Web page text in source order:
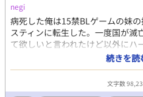
negi
病死した俺は15禁BLゲームの妹
スティンに転生した。一度国が滅
て欲しいと言われたけど以外に
す。予告なくそういった描写が出
すが、かなり緩いうえに独自設定
でも楽しんでもらえると嬉しい
し加筆しました。
続きを読
文字数